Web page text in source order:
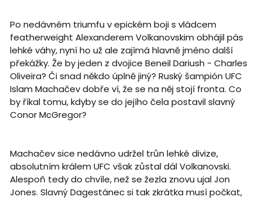
Po nedávném triumfu v epickém boji s vládcem
featherweight Alexanderem Volkanovskim obhájil pás
lehké váhy, nyní ho už ale zajímá hlavně jméno další
překážky. Že by jeden z dvojice Beneil Dariush - Charles
Oliveira? Či snad někdo úplně jiný? Ruský šampión UFC
Islam Machačev dobře ví, že se na něj stojí fronta. Co
by říkal tomu, kdyby se do jejího čela postavil slavný
Conor McGregor?
Machačev sice nedávno udržel trůn lehké divize,
absolutním králem UFC však zůstal dál Volkanovski.
Alespoň tedy do chvíle, než se žezla znovu ujal Jon
Jones. Slavný Dagestánec si tak zkrátka musí počkat,